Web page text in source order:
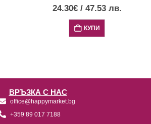
Фестос с черен център
24.30€ / 47.53 лв.
КУПИ
ВРЪЗКА С НАС
office@happymarket.bg
+359 89 017 7188